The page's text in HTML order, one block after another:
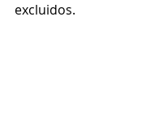
excluidos.